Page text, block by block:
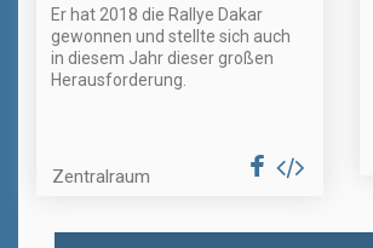
Er hat 2018 die Rallye Dakar
gewonnen und stellte sich auch
in diesem Jahr dieser großen
Herausforderung.
Zentralraum